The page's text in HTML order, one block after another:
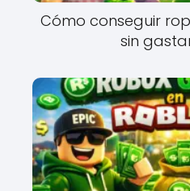
Cómo conseguir
sin